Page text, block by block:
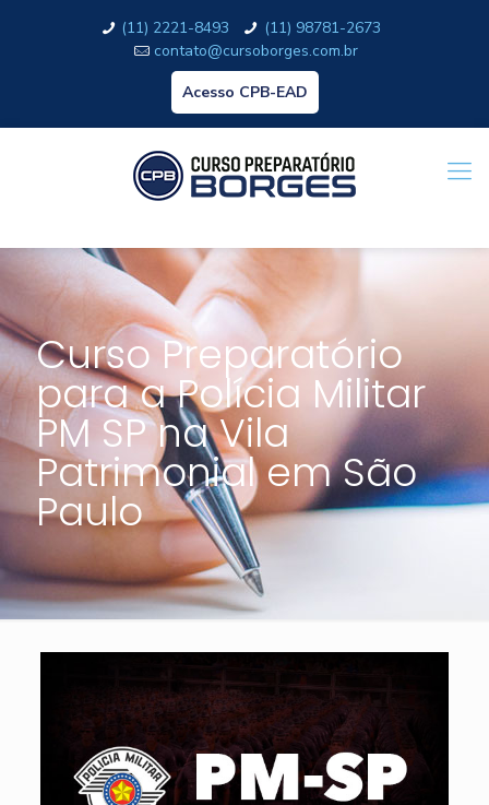
(11) 2221-8493
(11) 98781-2673
contato@cursoborges.com.br
Acesso CPB-EAD
Curso Preparatório
para a Polícia Militar
PM SP na Vila
Patrimonial em São
Paulo